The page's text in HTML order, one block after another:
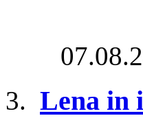
Lena in